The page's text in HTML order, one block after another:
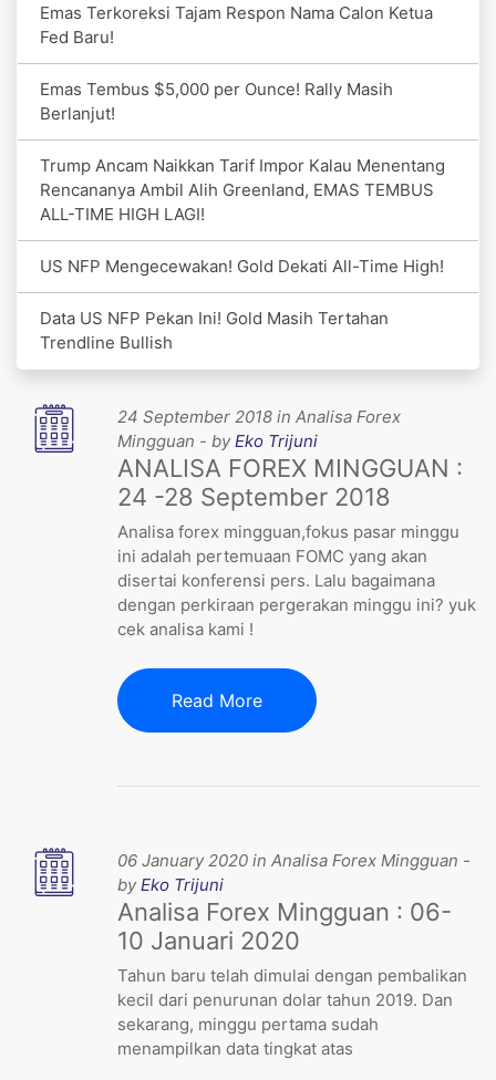
Emas Terkoreksi Tajam Respon Nama Calon Ketua
Fed Baru!
Emas Tembus $5,000 per Ounce! Rally Masih
Berlanjut!
Trump Ancam Naikkan Tarif Impor Kalau Menentang
Rencananya Ambil Alih Greenland, EMAS TEMBUS
ALL-TIME HIGH LAGI!
US NFP Mengecewakan! Gold Dekati All-Time High!
Data US NFP Pekan Ini! Gold Masih Tertahan
Trendline Bullish
24 September 2018 in Analisa Forex
Mingguan - byEko Trijuni
ANALISA FOREX MINGGUAN :
24 -28 September 2018
Analisa forex mingguan,fokus pasar minggu
ini adalah pertemuaan FOMC yang akan
disertai konferensi pers. Lalu bagaimana
dengan perkiraan pergerakan minggu ini? yuk
cek analisa kami !
Read More
06 January 2020 in Analisa Forex Mingguan -
byEko Trijuni
Analisa Forex Mingguan : 06-
10 Januari 2020
Tahun baru telah dimulai dengan pembalikan
kecil dari penurunan dolar tahun 2019. Dan
sekarang, minggu pertama sudah
menampilkan data tingkat atas